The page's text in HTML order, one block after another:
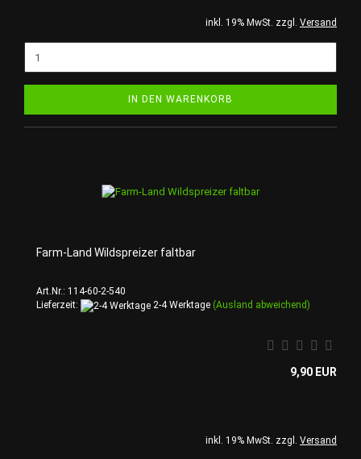
inkl. 19% MwSt. zzgl. Versand
IN DEN WARENKORB
Farm-Land Wildspreizer faltbar
Art.Nr.: 114-60-2-540
Lieferzeit:
2-4 Werktage (Ausland abweichend)
9,90 EUR
inkl. 19% MwSt. zzgl. Versand